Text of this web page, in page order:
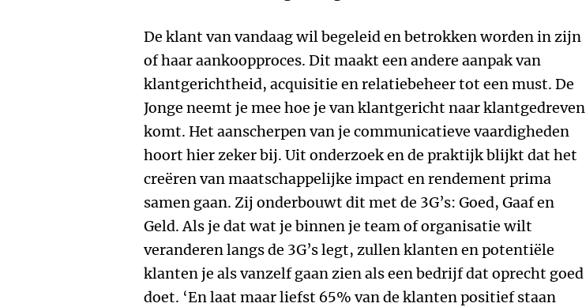
De klant van vandaag wil begeleid en betrokken worden in zijn
of haar aankoopproces. Dit maakt een andere aanpak van
klantgerichtheid, acquisitie en relatiebeheer tot een must. De
Jonge neemt je mee hoe je van klantgericht naar klantgedreven
komt. Het aanscherpen van je communicatieve vaardigheden
hoort hier zeker bij. Uit onderzoek en de praktijk blijkt dat het
creëren van maatschappelijke impact en rendement prima
samen gaan. Zij onderbouwt dit met de 3G’s: Goed, Gaaf en
Geld. Als je dat wat je binnen je team of organisatie wilt
veranderen langs de 3G’s legt, zullen klanten en potentiële
klanten je als vanzelf gaan zien als een bedrijf dat oprecht goed
doet. ‘En laat maar liefst 65% van de klanten positief staan